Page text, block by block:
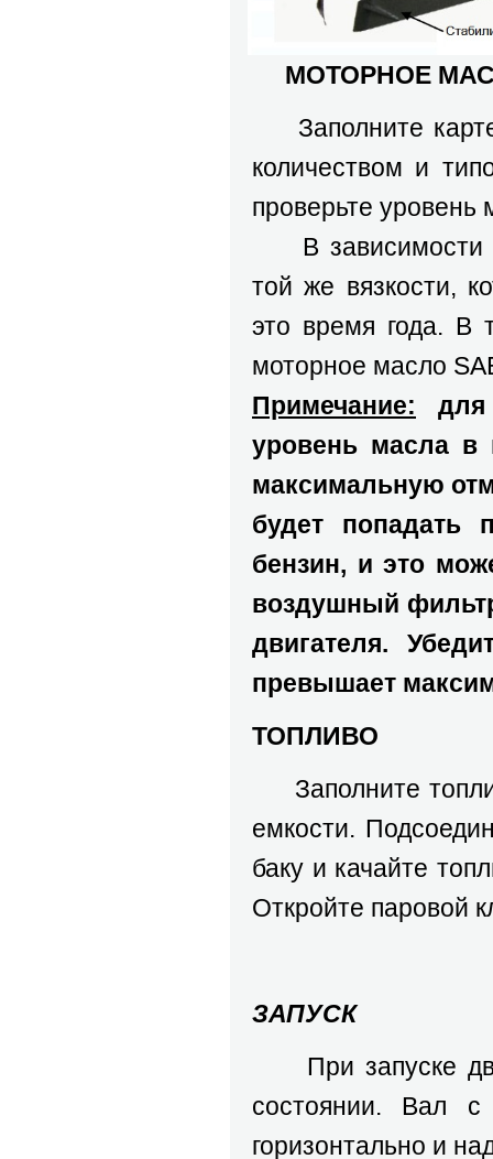
МОТОРНОЕ
Заполните
количеством и
проверьте
В зависимости
той же вязкости,
это время года. В
моторное масло
Примечание: для
уровень масла в
максимальную
будет попадать
бензин, и это
воздушный
двигателя.
превышает
ТОПЛИВО
Заполните
емкости.
баку и качайте
Откройте паровой
ЗАПУСК
При запуске
состоянии. Вал
горизонтально и